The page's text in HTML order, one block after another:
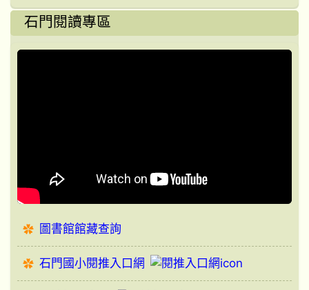
石門閱讀專區
圖書館館藏查詢
石門國小閱推入口網